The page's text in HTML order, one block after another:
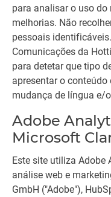
para analisar o uso
melhorias. Não
pessoais
Comunicações da
para detetar que tipo
apresentar o
mudança de língua e/
Adobe
Microsoft
Este site utiliza
análise web e
GmbH ("Adobe"),